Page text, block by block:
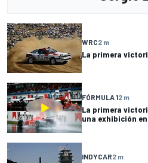
WRC2 m
La primera
FÓRMULA 12 m
La primera
una exhibición
INDYCAR2 m